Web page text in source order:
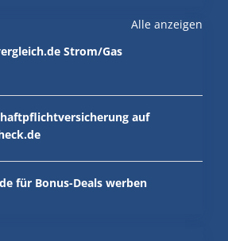
Alle anzeigen
Strom/Gas
auf
für Bonus-Deals werben